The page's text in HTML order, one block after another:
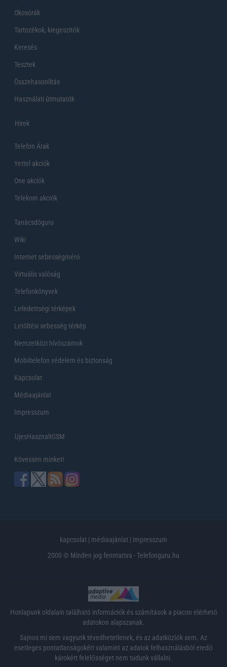
Okosórák
Tartozékok, kiegeszítők
Keresés
Tesztek
Összehasonlítás
Használati útmutatók
Hirek
Telefon Árak
Yettel akciók
One akciók
Telekom akciók
Tanácsdóguru
Wiki
Internet sebességmérő
Virtuális valóság
Telefonkönyvek
Lefedettségi térképek
Letöltési sebesség térkép
Nemzetközi hívószámok
Mobiltelefon védelem és biztonság
Kapcsolat
Médiaajánlat
Impresszum
UjesHasznaltGSM
Kövessen minket!
kapcsolat | médiaajánlat | impresszum
2000 © Minden jog fenntartva - Telefonguru.hu
Honlapunk oldalain található információk és számítások a piacon elérhető
adatokon alapszanak.
Sajnos mi sem vagyunk tévedhetetlenek, és az adatközlők sem. Az
esetleges pontatlanságokért valamint az adatok felhasználásból eredő
károkért felelősséget nem tudunk vállalni.